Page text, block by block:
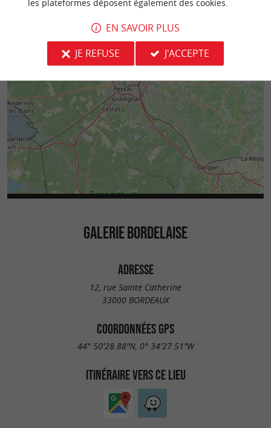
GALERIE BORDELAISE
ADRESSE
12, rue Sainte Catherine
33000 BORDEAUX
COORDONNÉES GPS
44° 50'28.88"N, 0° 34'27.51"W
ITINÉRAIRE VERS CE LIEU
les plateformes déposent également des cookies.
EN SAVOIR PLUS
JE REFUSE
J'ACCEPTE